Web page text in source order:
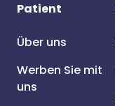
Patient
Über uns
Werben Sie mit
uns